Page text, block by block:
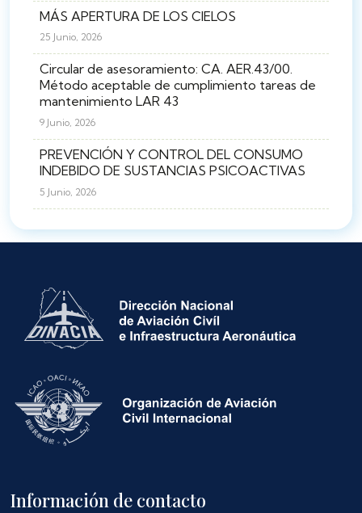
MÁS APERTURA DE LOS CIELOS
25 Junio, 2026
Circular de asesoramiento: CA. AER.43/00.
Método aceptable de cumplimiento tareas de
mantenimiento LAR 43
9 Junio, 2026
PREVENCIÓN Y CONTROL DEL CONSUMO
INDEBIDO DE SUSTANCIAS PSICOACTIVAS
5 Junio, 2026
Información de contacto